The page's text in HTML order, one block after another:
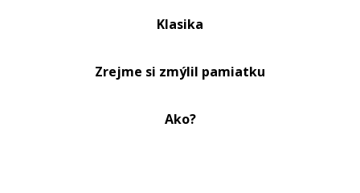
Klasika
Zrejme si zmýlil pamiatku
Ako?